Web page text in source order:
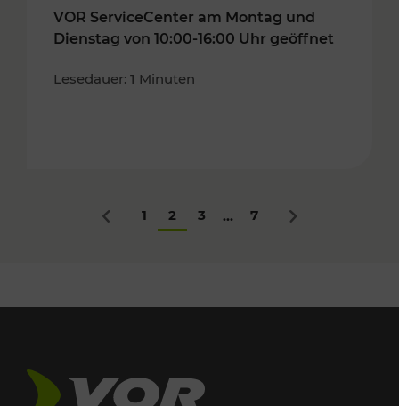
VOR ServiceCenter am Montag und
Dienstag von 10:00-16:00 Uhr geöffnet
Lesedauer: 1 Minuten
Zurück
1 2 3 ... 7 Nächstes